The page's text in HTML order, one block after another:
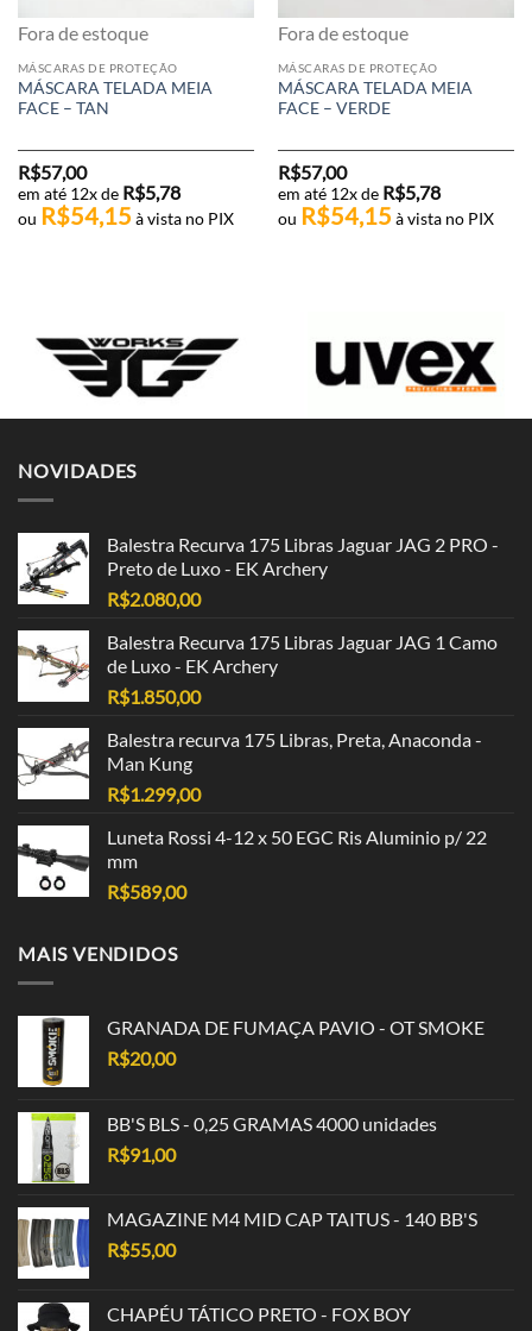
Fora de estoque
MÁSCARAS DE PROTEÇÃO
MÁSCARA TELADA MEIA
FACE – TAN
R$57,00
em até 12x de R$5,78
ou R$54,15 à vista no PIX
Fora de estoque
MÁSCARAS DE PROTEÇÃO
MÁSCARA TELADA MEIA
FACE – VERDE
R$57,00
em até 12x de R$5,78
ou R$54,15 à vista no PIX
NOVIDADES
Balestra Recurva 175 Libras Jaguar JAG 2 PRO -
Preto de Luxo - EK Archery
R$2.080,00
Balestra Recurva 175 Libras Jaguar JAG 1 Camo
de Luxo - EK Archery
R$1.850,00
Balestra recurva 175 Libras, Preta, Anaconda -
Man Kung
R$1.299,00
Luneta Rossi 4-12 x 50 EGC Ris Aluminio p/ 22
mm
R$589,00
MAIS VENDIDOS
GRANADA DE FUMAÇA PAVIO - OT SMOKE
R$20,00
BB'S BLS - 0,25 GRAMAS 4000 unidades
R$91,00
MAGAZINE M4 MID CAP TAITUS - 140 BB'S
R$55,00
CHAPÉU TÁTICO PRETO - FOX BOY